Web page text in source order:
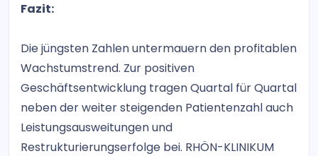
Fazit:
Die jüngsten Zahlen untermauern den profitablen
Wachstumstrend. Zur positiven
Geschäftsentwicklung tragen Quartal für Quartal
neben der weiter steigenden Patientenzahl auch
Leistungsausweitungen und
Restrukturierungserfolge bei. RHÖN-KLINIKUM